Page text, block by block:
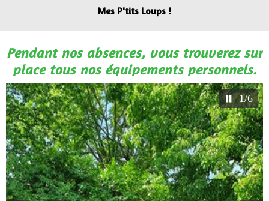
Mes P'tits Loups !
Pendant nos absences, vous trouverez sur
place tous nos équipements personnels.
1/6